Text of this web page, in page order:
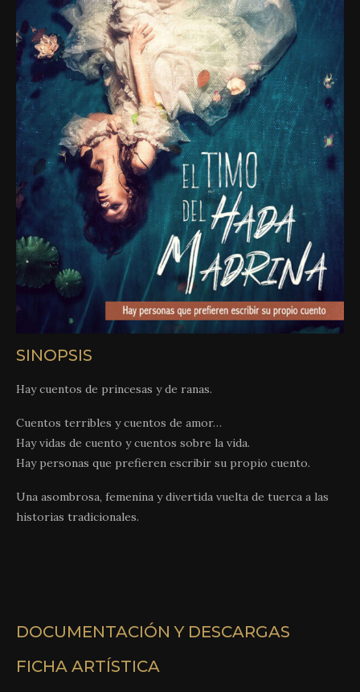
SINOPSIS
Hay cuentos de princesas y de ranas.
Cuentos terribles y cuentos de amor…
Hay vidas de cuento y cuentos sobre la vida.
Hay personas que prefieren escribir su propio cuento.
Una asombrosa, femenina y divertida vuelta de tuerca a las
historias tradicionales.
DOCUMENTACIÓN Y DESCARGAS
FICHA ARTÍSTICA